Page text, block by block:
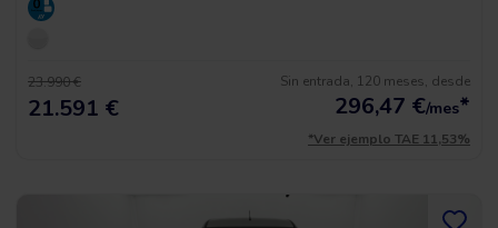
23.990 €
21.591 €
Sin entrada, 120 meses, desde
296,47 €/mes*
*Ver ejemplo TAE 11,53%